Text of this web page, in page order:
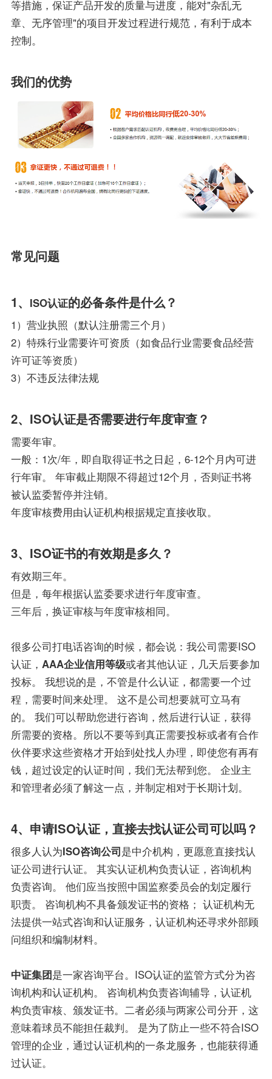
等措施，保证产品开发的质量与进度，能对"杂乱无
章、无序管理"的项目开发过程进行规范，有利于成本
控制。
我们的优势
常见问题
1、 ISO认证的必备条件是什么？
1）营业执照（默认注册需三个月）
2）特殊行业需要许可资质（如食品行业需要食品经营
许可证等资质）
3）不违反法律法规
2、ISO认证是否需要进行年度审查？
需要年审。
一般：1次/年，即自取得证书之日起，6-12个月内可进
行年审。 年审截止期限不得超过12个月，否则证书将
被认监委暂停并注销。
年度审核费用由认证机构根据规定直接收取。
3、ISO证书的有效期是多久？
有效期三年。
但是，每年根据认监委要求进行年度审查。
三年后，换证审核与年度审核相同。
很多公司打电话咨询的时候，都会说：我公司需要ISO
认证， AAA企业信用等级或者其他认证，几天后要参加
投标。 我想说的是，不管是什么认证，都需要一个过
程，需要时间来处理。 这不是公司想要就可立马有
的。 我们可以帮助您进行咨询，然后进行认证，获得
所需要的资格。所以不要等到真正需要投标或者有合作
伙伴要求这些资格才开始到处找人办理，即使您有再有
钱，超过设定的认证时间，我们无法帮到您。 企业主
和管理者必须了解这一点，并制定相对于长期计划。
4、申请ISO认证，直接去找认证公司可以吗？
很多人认为ISO咨询公司是中介机构，更愿意直接找认
证公司进行认证。 其实认证机构负责认证，咨询机构
负责咨询。 他们应当按照中国监察委员会的划定履行
职责。 咨询机构不具备颁发证书的资格； 认证机构无
法提供一站式咨询和认证服务，认证机构还寻求外部顾
问组织和编制材料。
中证集团是一家咨询平台。ISO认证的监管方式分为咨
询机构和认证机构。 咨询机构负责咨询辅导，认证机
构负责审核、颁发证书。二者必须与两家公司分开，这
意味着球员不能担任裁判。 是为了防止一些不符合ISO
管理的企业，通过认证机构的一条龙服务，也能获得通
过认证。